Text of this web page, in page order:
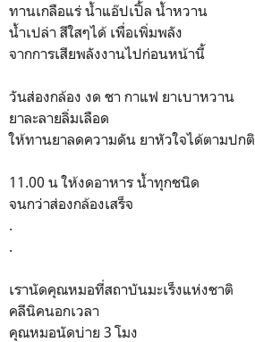
ทานเกลือแร่ น้ำแอ๊ปเปิ้ล น้ำหวาน
น้ำเปล่า สีใสๆได้ เพื่อเพิ่มพลัง
จากการเสียพลังงานไปก่อนหน้านี้
วันส่องกล้อง งด ชา กาแฟ ยาเบาหวาน
ยาละลายลิ่มเลือด
ให้ทานยาลดความดัน ยาหัวใจได้ตามปกติ
11.00 น ให้งดอาหาร น้ำทุกชนิด
จนกว่าส่องกล้องเสร็จ
.
.
เรานัดคุณหมอที่สถาบันมะเร็งแห่งชาติ
คลีนิคนอกเวลา
คุณหมอนัดบ่าย 3 โมง